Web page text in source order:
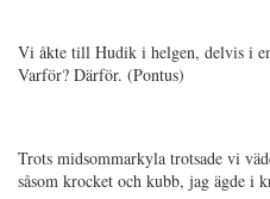
Vi åkte till Hudik i helgen, delvis i
Varför? Därför. (Pontus)
Trots midsommarkyla trotsade vi
såsom krocket och kubb, jag ägde i